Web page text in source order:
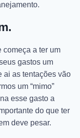
começa a ter um
gastos um
ai as tentações vão
um “mimo”
esse gasto a
do que ter
deve pesar.